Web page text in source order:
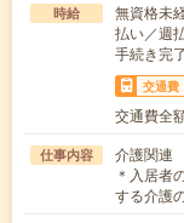
時給
無資格未
払い／週
手続き完
交通費
交通費全
仕事内容
介護関連
＊入居者
する介護